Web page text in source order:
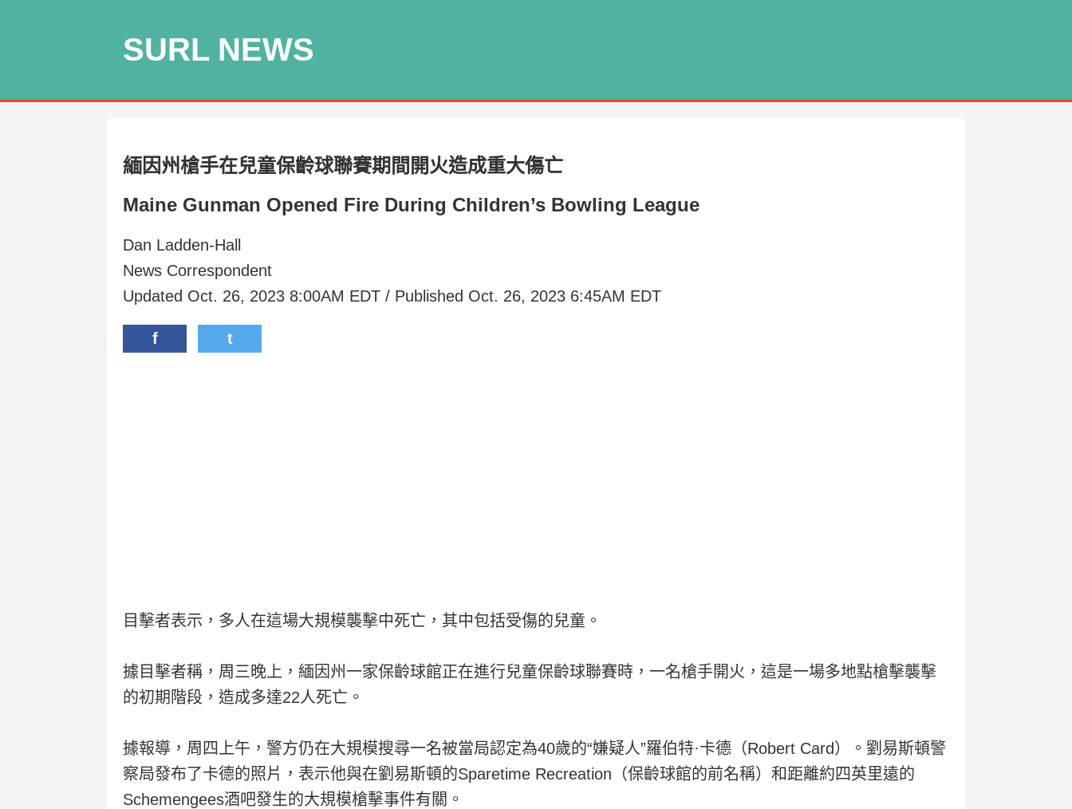
SURL NEWS
緬因州槍手在兒童保齡球聯賽期間開火造成重大傷亡
Maine Gunman Opened Fire During Children’s Bowling League
Dan Ladden-Hall
News Correspondent
Updated Oct. 26, 2023 8:00AM EDT / Published Oct. 26, 2023 6:45AM EDT
f t
目擊者表示，多人在這場大規模襲擊中死亡，其中包括受傷的兒童。
據目擊者稱，周三晚上，緬因州一家保齡球館正在進行兒童保齡球聯賽時，一名槍手開火，這是一場多地點槍擊襲擊
的初期階段，造成多達22人死亡。
據報導，周四上午，警方仍在大規模搜尋一名被當局認定為40歲的“嫌疑人”羅伯特·卡德（Robert Card）。劉易斯頓警
察局發布了卡德的照片，表示他與在劉易斯頓的Sparetime Recreation（保齡球館的前名稱）和距離約四英里遠的
Schemengees酒吧發生的大規模槍擊事件有關。